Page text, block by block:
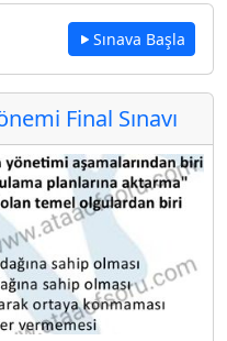
Sınava Başla
Final Sınavı